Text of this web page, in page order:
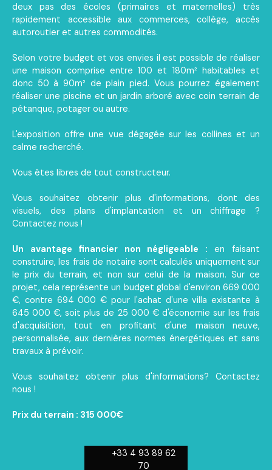
deux pas des écoles (primaires et maternelles) très
rapidement accessible aux commerces, collège, accès
autoroutier et autres commodités.
Selon votre budget et vos envies il est possible de réaliser
une maison comprise entre 100 et 180m² habitables et
donc 50 à 90m² de plain pied. Vous pourrez également
réaliser une piscine et un jardin arboré avec coin terrain de
pétanque, potager ou autre.
L'exposition offre une vue dégagée sur les collines et un
calme recherché.
Vous êtes libres de tout constructeur.
Vous souhaitez obtenir plus d'informations, dont des
visuels, des plans d'implantation et un chiffrage ?
Contactez nous !
Un avantage financier non négligeable : en faisant
construire, les frais de notaire sont calculés uniquement sur
le prix du terrain, et non sur celui de la maison. Sur ce
projet, cela représente un budget global d'environ 669 000
€, contre 694 000 € pour l'achat d'une villa existante à
645 000 €, soit plus de 25 000 € d'économie sur les frais
d'acquisition, tout en profitant d'une maison neuve,
personnalisée, aux dernières normes énergétiques et sans
travaux à prévoir.
Vous souhaitez obtenir plus d'informations? Contactez
nous !
Prix du terrain : 315 000€
+33 4 93 89 62
70